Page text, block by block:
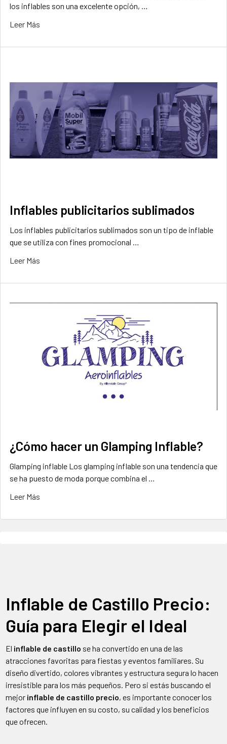
los inflables son una excelente opción, …
Leer Más
Inflables publicitarios sublimados
Los inflables publicitarios sublimados son un tipo de inflable
que se utiliza con fines promocional …
Leer Más
¿Cómo hacer un Glamping Inflable?
Glamping inflable Los glamping inflable son una tendencia que
se ha puesto de moda porque combina el …
Leer Más
Inflable de Castillo Precio:
Guía para Elegir el Ideal
El inflable de castillo se ha convertido en una de las
atracciones favoritas para fiestas y eventos familiares. Su
diseño divertido, colores vibrantes y estructura segura lo hacen
irresistible para los más pequeños. Pero si estás buscando el
mejor inflable de castillo precio, es importante conocer los
factores que influyen en su costo, su calidad y los beneficios
que ofrecen.